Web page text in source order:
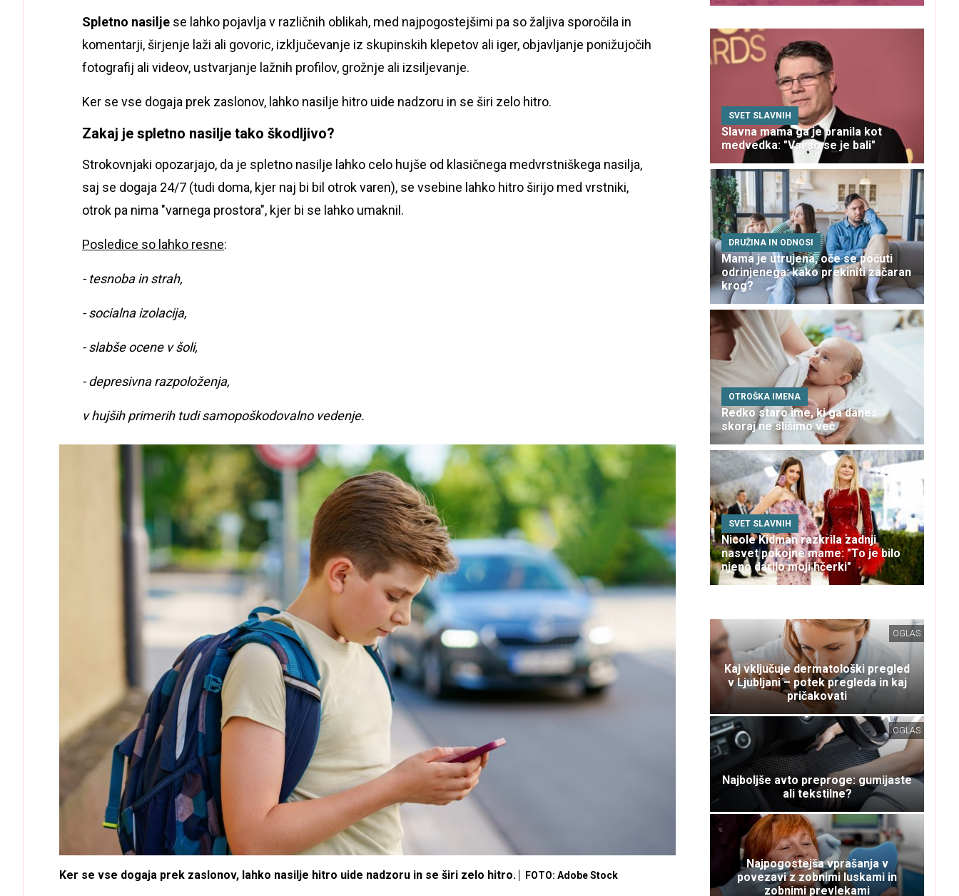
Spletno nasilje se lahko pojavlja v različnih oblikah, med najpogostejšimi pa so žaljiva sporočila in
komentarji, širjenje laži ali govoric, izključevanje iz skupinskih klepetov ali iger, objavljanje ponižujočih
fotografij ali videov, ustvarjanje lažnih profilov, grožnje ali izsiljevanje.
Ker se vse dogaja prek zaslonov, lahko nasilje hitro uide nadzoru in se širi zelo hitro.
Zakaj je spletno nasilje tako škodljivo?
Strokovnjaki opozarjajo, da je spletno nasilje lahko celo hujše od klasičnega medvrstniškega nasilja,
saj se dogaja 24/7 (tudi doma, kjer naj bi bil otrok varen), se vsebine lahko hitro širijo med vrstniki,
otrok pa nima "varnega prostora", kjer bi se lahko umaknil.
Posledice so lahko resne:
- tesnoba in strah,
- socialna izolacija,
- slabše ocene v šoli,
- depresivna razpoloženja,
v hujših primerih tudi samopoškodovalno vedenje.
Ker se vse dogaja prek zaslonov, lahko nasilje hitro uide nadzoru in se širi zelo hitro. FOTO: Adobe Stock
SVET SLAVNIH
Slavna mama ga je branila kot
medvedka: "Vsi so se je bali"
DRUŽINA IN ODNOSI
Mama je utrujena, oče se počuti
odrinjenega: kako prekiniti začaran
krog?
OTROŠKA IMENA
Redko staro ime, ki ga danes
skoraj ne slišimo več
SVET SLAVNIH
Nicole Kidman razkrila zadnji
nasvet pokojne mame: "To je bilo
njeno darilo moji hčerki"
OGLAS
Kaj vključuje dermatološki pregled
v Ljubljani – potek pregleda in kaj
pričakovati
OGLAS
Najboljše avto preproge: gumijaste
ali tekstilne?
Najpogostejša vprašanja v
povezavi z zobnimi luskami in
zobnimi prevlekami